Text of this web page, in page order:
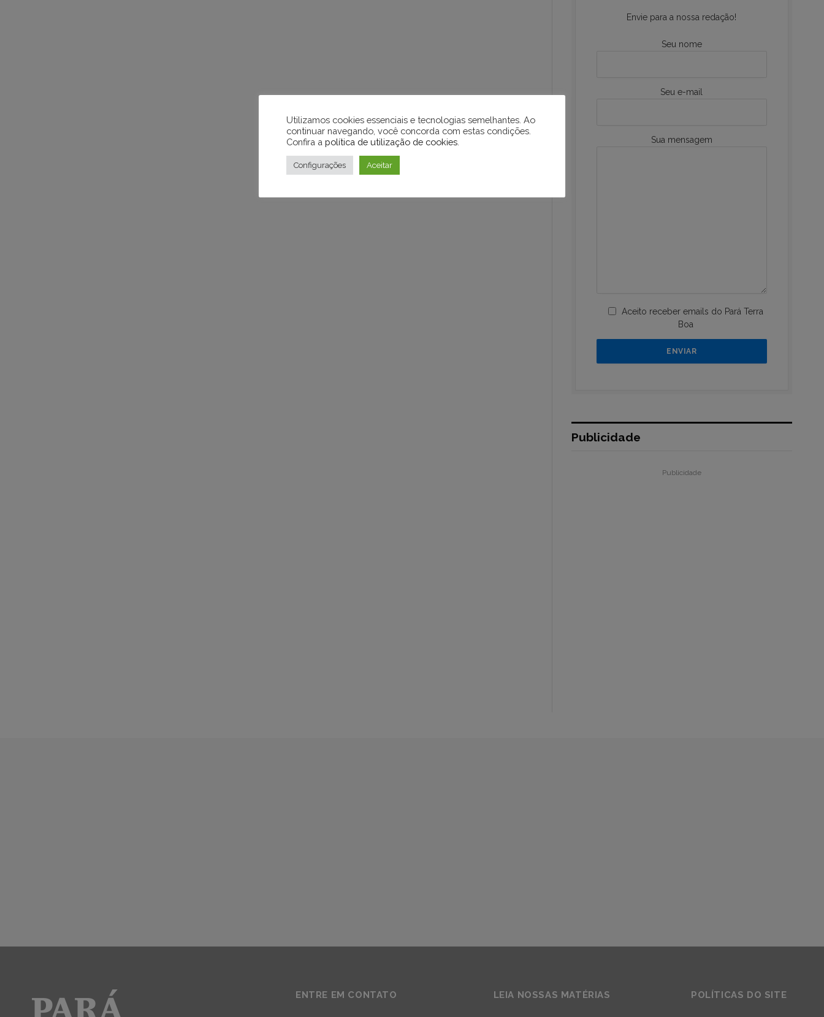
Envie para a nossa redação!
Seu nome
Seu e-mail
Sua mensagem
Aceito receber emails do Pará Terra
Boa
Publicidade
Publicidade
ENTRE EM CONTATO LEIA NOSSAS MATÉRIAS POLÍTICAS DO SITE
Utilizamos cookies essenciais e tecnologias semelhantes. Ao
continuar navegando, você concorda com estas condições.
Confira a política de utilização de cookies
Configurações Aceitar